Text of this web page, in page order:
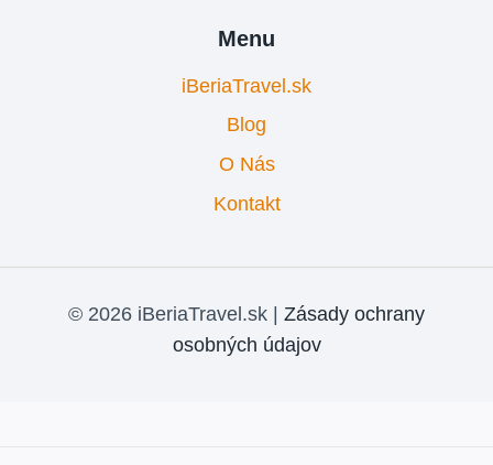
Menu
iBeriaTravel.sk
Blog
O Nás
Kontakt
© 2026 iBeriaTravel.sk | Zásady ochrany
osobných údajov